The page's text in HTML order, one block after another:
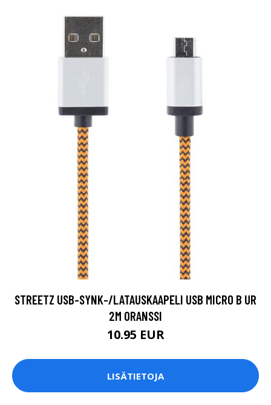
STREETZ USB-SYNK-/LATAUSKAAPELI USB MICRO B UR
2M ORANSSI
10.95 EUR
LISÄTIETOJA